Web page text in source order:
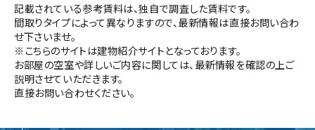
記載されている参考賃料は、独自で調査した賃料です。
間取りタイプによって異なりますので、最新情報は直接お問い合わ
せ下さいませ。
※こちらのサイトは建物紹介サイトとなっております。
お部屋の空室や詳しいご内容に関しては、最新情報を確認の上ご
説明させていただきます。
直接お問い合わせください。